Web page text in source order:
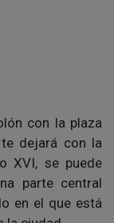
con la plaza
dejará con la
XVI, se puede
parte central
en el que está